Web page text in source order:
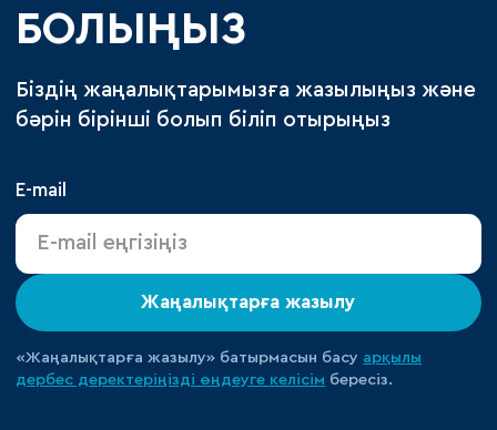
БОЛЫҢЫЗ
Біздің жаңалықтарымызға жазылыңыз және
бәрін бірінші болып біліп отырыңыз
E-mail
Жаңалықтарға жазылу
«Жаңалықтарға жазылу» батырмасын басу арқылы
дербес деректеріңізді өңдеуге келісім бересіз.